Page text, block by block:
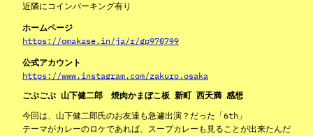
近隣にコインパーキング有り
ホームページ
https://omakase.in/ja/r/gp970799
公式アカウント
https://www.instagram.com/zakuro.osaka
ごぶごぶ 山下健二郎 焼肉かまぼこ板 新町 西天満 感想
今回は、山下健二郎氏のお友達も急遽出演？だった「6th」
テーマがカレーのロケであれば、スープカレーも見ることが出来たんだ